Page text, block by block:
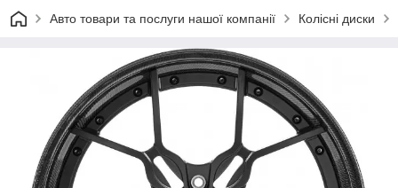
Авто товари та послуги нашої компанії Колісні диски